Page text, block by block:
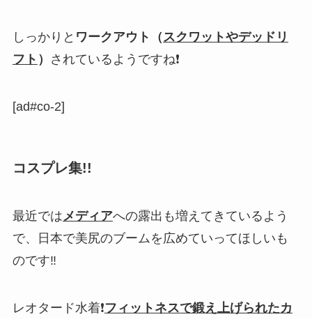
しっかりと ワークアウト（スクワットやデッドリ
フト ） されているようですね❗
[ad#co-2]
コスプレ集!!
最近ではメディアへの露出も増えてきているよう
で、日本で美尻のブームを広めていってほしいも
のです‼
レオタード水着❗フィットネスで鍛え上げられたカ